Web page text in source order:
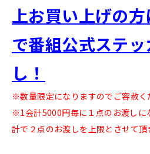
上お買い上げの
で番組公式ステ
し！
※数量限定になりますのでご容赦く
※1会計5000円毎に１点のお渡しに
計で２点のお渡しを上限とさせて頂